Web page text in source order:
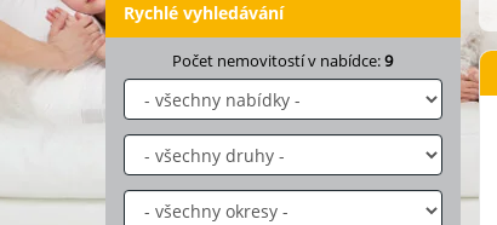
Rychlé vyhledávání
Počet nemovitostí v nabídce:9